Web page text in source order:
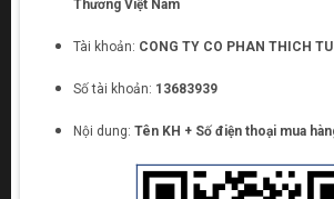
Thương Việt Nam
Tài khoản: CONG TY CO PHAN THICH
Số tài khoản: 13683939
Nội dung: Tên KH + Số điện thoại mua